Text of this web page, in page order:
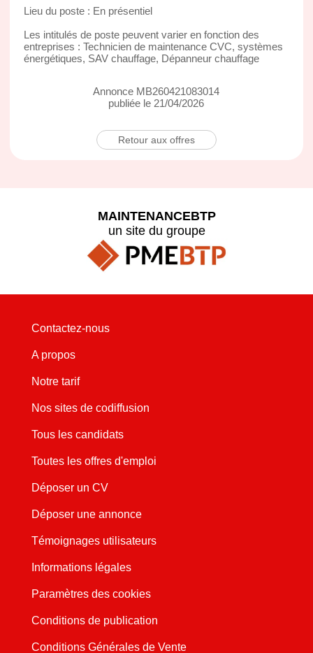
Lieu du poste : En présentiel
Les intitulés de poste peuvent varier en fonction des
entreprises : Technicien de maintenance CVC, systèmes
énergétiques, SAV chauffage, Dépanneur chauffage
Annonce MB260421083014
publiée le 21/04/2026
Retour aux offres
MAINTENANCEBTP
un site du groupe
Contactez-nous
A propos
Notre tarif
Nos sites de codiffusion
Tous les candidats
Toutes les offres d'emploi
Déposer un CV
Déposer une annonce
Témoignages utilisateurs
Informations légales
Paramètres des cookies
Conditions de publication
Conditions Générales de Vente